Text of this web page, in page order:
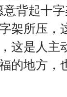
背起十
架所压，
这是人主
的地方，